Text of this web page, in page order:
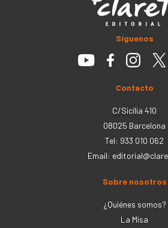
Síguenos
Contacto
C/Sicília 410
08025 Barcelona
Tel: 933 010 062
Email:
Sobre nosotros
¿Quiénes somos?
La Misa